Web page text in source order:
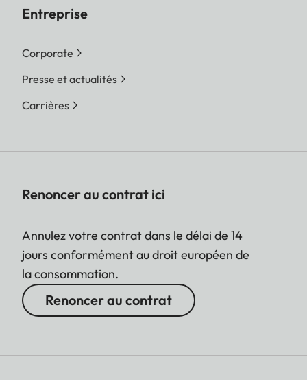
Entreprise
Corporate
Presse et actualités
Carrières
Renoncer au contrat ici
Annulez votre contrat dans le délai de 14
jours conformément au droit européen de
la consommation.
Renoncer au contrat